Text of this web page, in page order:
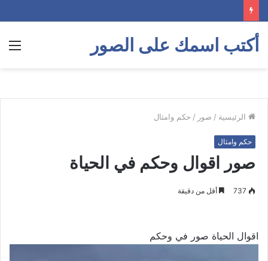
أكتب اسمك على الصور
الرئيسية / صور / حكم وامثال
حكم وامثال
صور اقوال وحكم في الحياة
737 أقل من دقيقة
اقوال الحياة صور في وحكم